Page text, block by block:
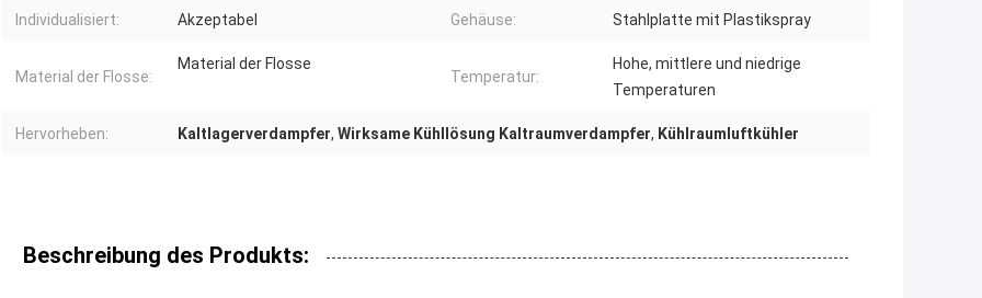
Individualisiert: Akzeptabel Gehäuse: Stahlplatte mit Plastikspray
Material der Flosse:
Material der Flosse
Temperatur:
Hohe, mittlere und niedrige
Temperaturen
Hervorheben: Kaltlagerverdampfer, Wirksame Kühllösung Kaltraumverdampfer, Kühlraumluftkühler
Beschreibung des Produkts: